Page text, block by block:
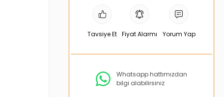
Tavsiye Et Fiyat Alarmı Yorum Yap
Whatsapp hattımızdan
bilgi alabilirsiniz